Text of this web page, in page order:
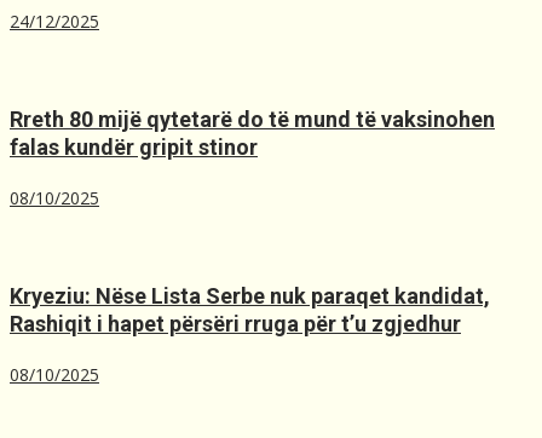
24/12/2025
Rreth 80 mijë qytetarë do të mund të vaksinohen
falas kundër gripit stinor
08/10/2025
Kryeziu: Nëse Lista Serbe nuk paraqet kandidat,
Rashiqit i hapet përsëri rruga për t’u zgjedhur
08/10/2025